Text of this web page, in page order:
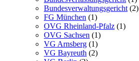
Bundesverwaltungsgericht (2)
FG München (1)
OVG Rheinland-Pfalz (1)
OVG Sachsen (1)
VG Arnsberg (1)
VG Bayreuth (2)